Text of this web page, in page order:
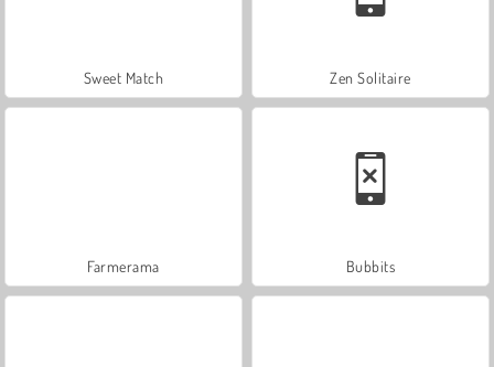
Sweet Match Zen Solitaire
Farmerama Bubbits